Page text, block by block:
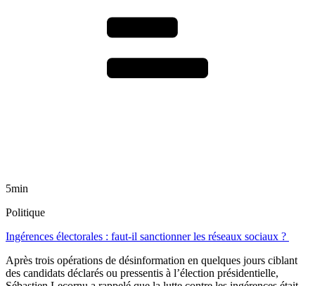
5min
Politique
Ingérences électorales : faut-il sanctionner les réseaux sociaux ?
Après trois opérations de désinformation en quelques jours ciblant
des candidats déclarés ou pressentis à l’élection présidentielle,